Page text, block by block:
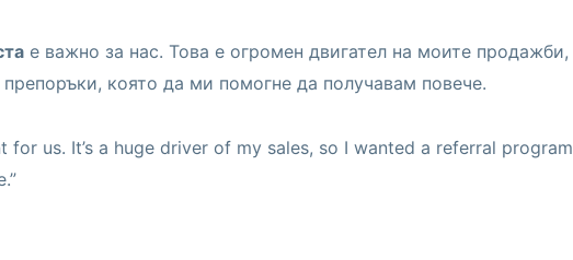
е важно за нас. Това е огромен двигател на моите продажби,
която да ми помогне да получавам повече.
us. It’s a huge driver of my sales, so I wanted a referral program